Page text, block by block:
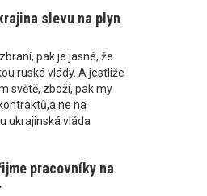
slevu na plyn
pak je jasné, že
ruské vlády. A jestliže
světě, zboží, pak my
ne na
ukrajinská vláda
pracovníky na